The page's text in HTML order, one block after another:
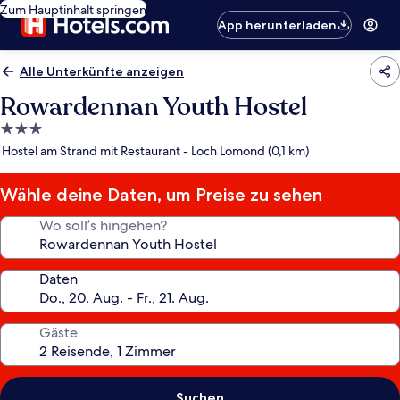
Zum Hauptinhalt springen
App herunterladen
Alle Unterkünfte anzeigen
Rowardennan Youth Hostel
3.0-
Sterne-
Hostel am Strand mit Restaurant - Loch Lomond (0,1 km)
Wähle deine Daten, um Preise zu sehen
Wo soll’s hingehen?
Daten
Gäste